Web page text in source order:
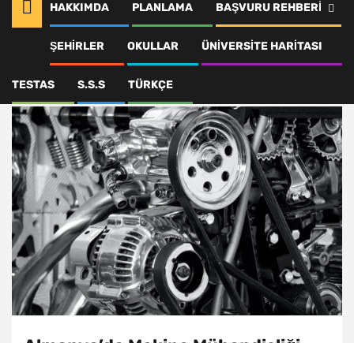
HAKKIMDA PLANLAMA BAŞVURU REHBERI
ŞEHIRLER OKULLAR ÜNIVERSITE HARITASI
TESTAS S.S.S TÜRKÇE
Almanyada en iyi
mühendislik okulları